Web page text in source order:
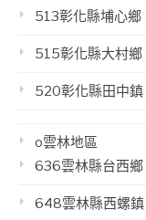
513彰化縣埔心鄉
515彰化縣大村鄉
520彰化縣田中鎮
o雲林地區
636雲林縣台西鄉
648雲林縣西螺鎮